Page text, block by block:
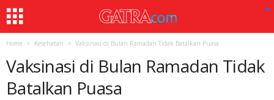
Home Kesehatan Vaksinasi di Bulan Ramadan Tidak Batalkan Puasa
Vaksinasi di Bulan Ramadan Tidak
Batalkan Puasa